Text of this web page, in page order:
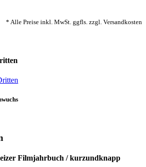
* Alle Preise inkl. MwSt. ggfls. zzgl. Versandkosten
Filmjahrbuch / kurzundknapp